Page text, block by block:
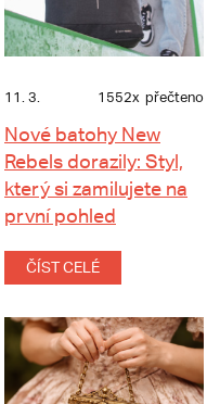
11. 3. 1552x přečteno
Nové batohy New
Rebels dorazily: Styl,
který si zamilujete na
první pohled
ČÍST CELÉ